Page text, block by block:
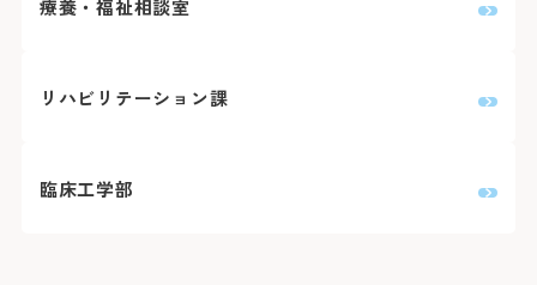
療養・福祉相談室
リハビリテーション課
臨床工学部